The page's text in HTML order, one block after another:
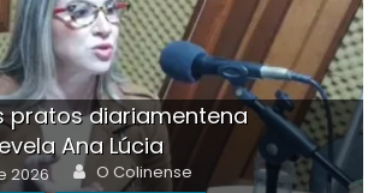
pratos diariamentena
Ana Lúcia
2026 Author
O Colinense